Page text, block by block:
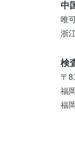
中
唯
浙
検
〒
福
福